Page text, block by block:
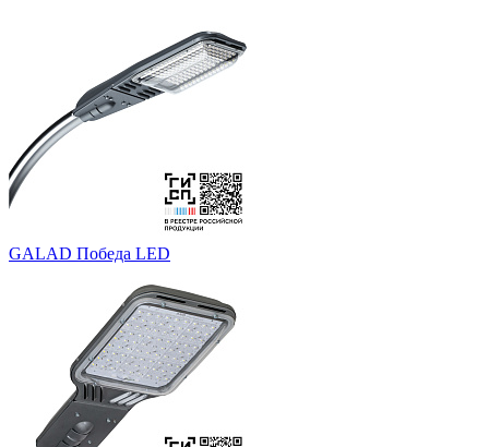
GALAD Победа LED